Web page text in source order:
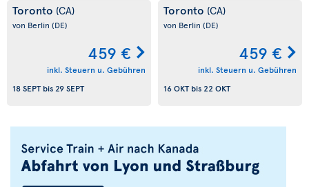
Toronto (CA)
von Berlin (DE)
459 €
inkl. Steuern u. Gebühren
18 SEPTbis29 SEPT
Toronto (CA)
von Berlin (DE)
459 €
inkl. Steuern u. Gebühren
16 OKTbis22 OKT